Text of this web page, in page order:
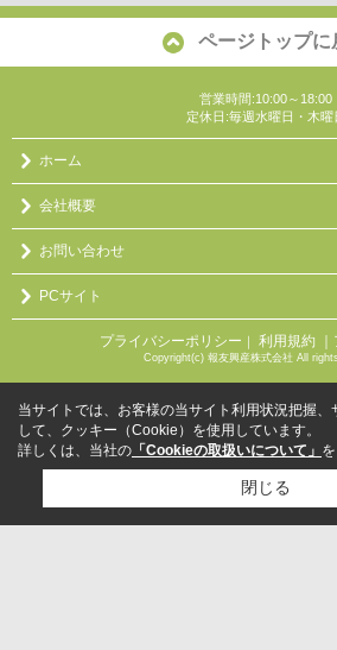
ページトップに
営業時間:10:00～18:00
定休日:毎週水曜日・木曜
ホーム
会社概要
お問い合わせ
PCサイト
プライバシーポリシー ｜ 利用規約
Copyright(c) 報友興産株式会社 All
当サイトでは、お客様の当サイト利用状況把握、
して、クッキー（Cookie）を使用しています。
詳しくは、当社の 「Cookieの取扱いについて」
閉じる